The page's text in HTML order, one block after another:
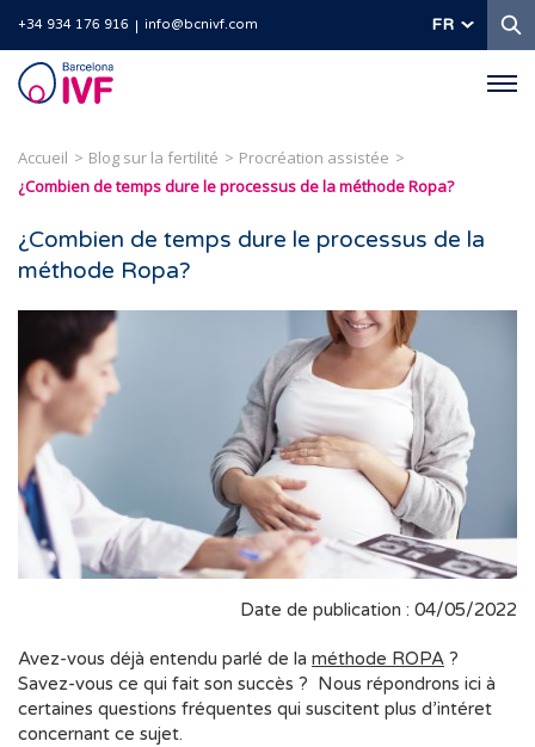
+34 934 176 916 info@bcnivf.com FR
Barcelona
IVF
Accueil Blog sur la fertilité
Procréation assistée
¿Combien de temps dure le processus de la méthode Ropa?
¿Combien de temps dure le processus de la
méthode Ropa?
Date de publication : 04/05/2022
Avez-vous déjà entendu parlé de la méthode ROPA ?
Savez-vous ce qui fait son succès ? Nous répondrons ici à
certaines questions fréquentes qui suscitent plus d’intéret
concernant ce sujet.